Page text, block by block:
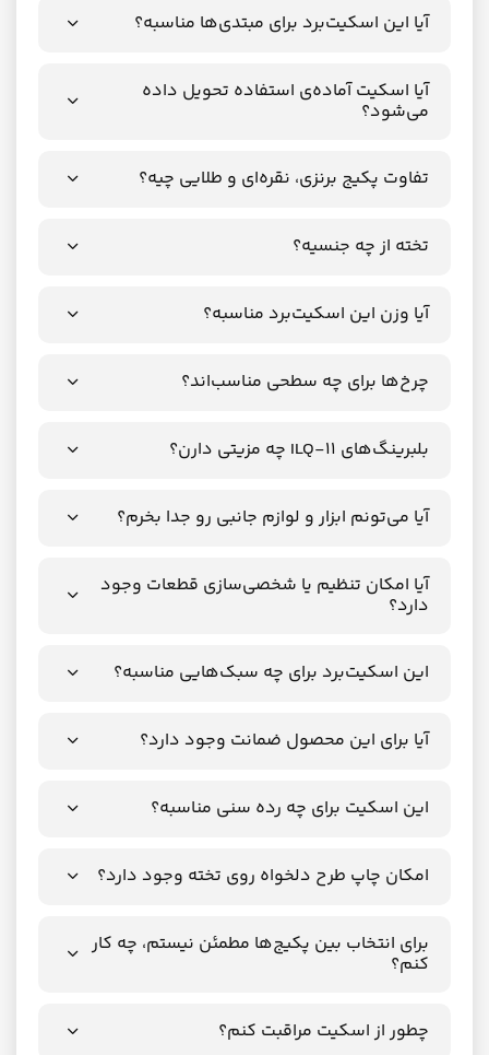
آیا این اسکیت‌برد برای مبتدی‌ها مناسبه؟
آیا اسکیت آماده‌ی استفاده تحویل داده
می‌شود؟
تفاوت پکیج برنزی، نقره‌ای و طلایی چیه؟
تخته از چه جنسیه؟
آیا وزن این اسکیت‌برد مناسبه؟
چرخ‌ها برای چه سطحی مناسب‌اند؟
بلبرینگ‌های ILQ-11 چه مزیتی دارن؟
آیا می‌تونم ابزار و لوازم جانبی رو جدا بخرم؟
آیا امکان تنظیم یا شخصی‌سازی قطعات وجود
دارد؟
این اسکیت‌برد برای چه سبک‌هایی مناسبه؟
آیا برای این محصول ضمانت وجود دارد؟
این اسکیت برای چه رده سنی مناسبه؟
امکان چاپ طرح دلخواه روی تخته وجود دارد؟
برای انتخاب بین پکیج‌ها مطمئن نیستم، چه کار
کنم؟
چطور از اسکیت مراقبت کنم؟